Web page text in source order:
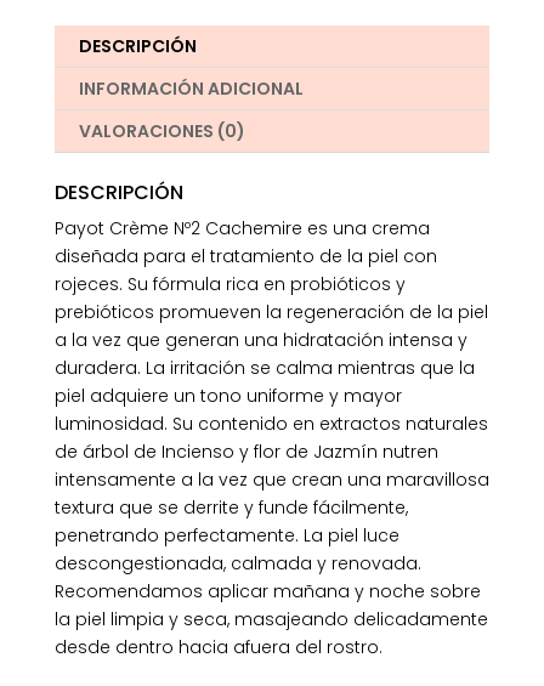
DESCRIPCIÓN
INFORMACIÓN ADICIONAL
VALORACIONES (0)
DESCRIPCIÓN
Payot Crème Nº2 Cachemire es una crema
diseñada para el tratamiento de la piel con
rojeces. Su fórmula rica en probióticos y
prebióticos promueven la regeneración de la piel
a la vez que generan una hidratación intensa y
duradera. La irritación se calma mientras que la
piel adquiere un tono uniforme y mayor
luminosidad. Su contenido en extractos naturales
de árbol de Incienso y flor de Jazmín nutren
intensamente a la vez que crean una maravillosa
textura que se derrite y funde fácilmente,
penetrando perfectamente. La piel luce
descongestionada, calmada y renovada.
Recomendamos aplicar mañana y noche sobre
la piel limpia y seca, masajeando delicadamente
desde dentro hacia afuera del rostro.